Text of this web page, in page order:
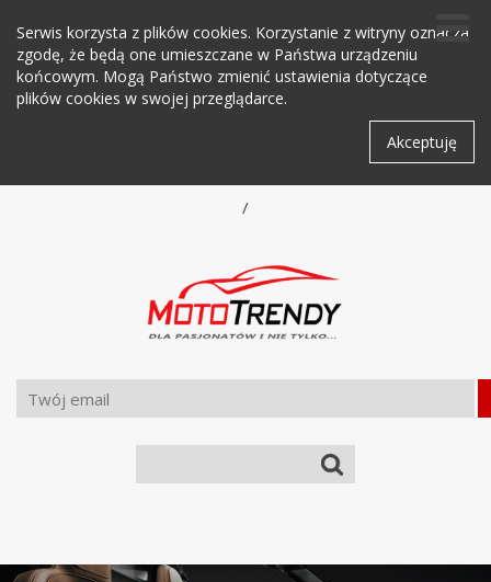
Serwis korzysta z plików cookies. Korzystanie z witryny oznacza
zgodę, że będą one umieszczane w Państwa urządzeniu
końcowym. Mogą Państwo zmienić ustawienia dotyczące
plików cookies w swojej przeglądarce.
Akceptuję
/